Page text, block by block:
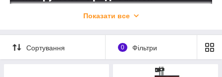
спорядження перевірених
торговельних марок (Bessey,
Festool та інших брендів).
Обирайте оригінальні інструменти від
Показати все
Сортування 0 Фільтри